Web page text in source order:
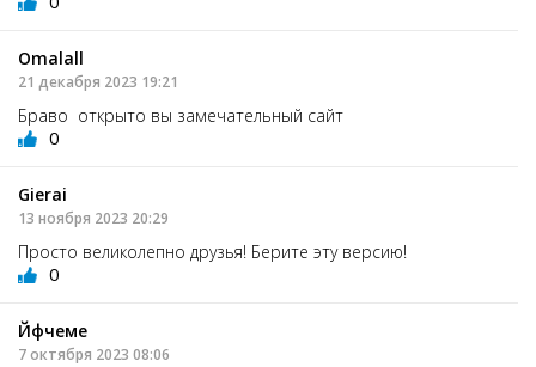
Omalall
21 декабря 2023 19:21
Браво открыто вы замечательный сайт
0
Gierai
13 ноября 2023 20:29
Просто великолепно друзья! Берите эту версию!
0
Йфчеме
7 октября 2023 08:06